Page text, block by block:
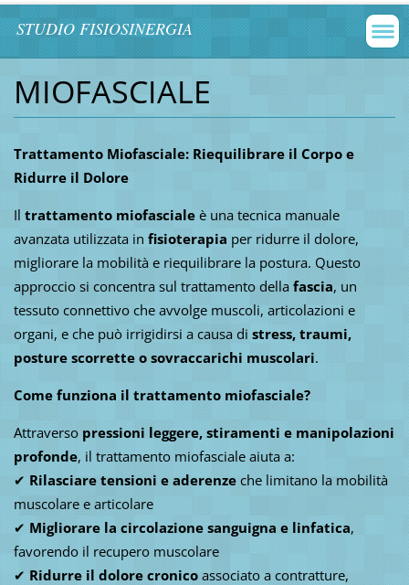
STUDIO FISIOSINERGIA
MIOFASCIALE
Trattamento Miofasciale: Riequilibrare il Corpo e
Ridurre il Dolore
Il trattamento miofascialeè una tecnica manuale
avanzata utilizzata in fisioterapia per ridurre il dolore,
migliorare la mobilità e riequilibrare la postura. Questo
approccio si concentra sul trattamento della fascia, un
tessuto connettivo che avvolge muscoli, articolazioni e
organi, e che può irrigidirsi a causa di stress, traumi,
posture scorrette o sovraccarichi muscolari.
Come funziona il trattamento miofasciale?
Attraverso pressioni leggere, stiramenti e manipolazioni
profonde, il trattamento miofasciale aiuta a:
✔ Rilasciare tensioni e aderenzeche limitano la mobilità
muscolare e articolare
✔ Migliorare la circolazione sanguigna e linfatica,
favorendo il recupero muscolare
✔ Ridurre il dolore cronicoassociato a contratture,